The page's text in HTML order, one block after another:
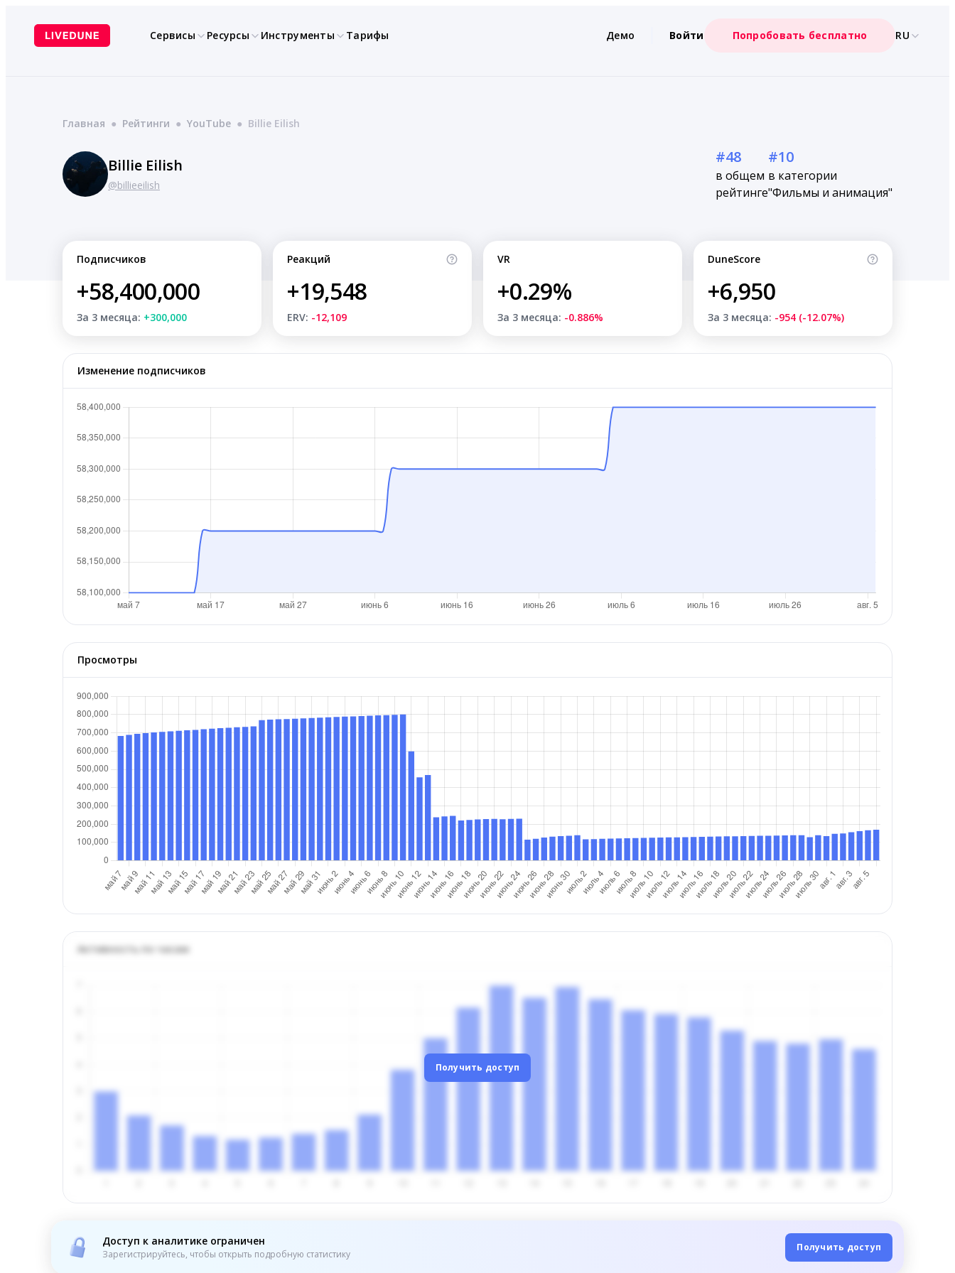
содержимому
Сервисы Ресурсы Инструменты Тарифы Демо Войти Попробовать бесплатно RU
Главная ● Рейтинги ● YouTube ● Billie Eilish
Billie Eilish
@billieeilish
#48
в общем
рейтинге
#10
в категории
"Фильмы и анимация"
Подписчиков
+58,400,000
За 3 месяца: +300,000
Реакций
+19,548
ERV: -12,109
VR
+0.29%
За 3 месяца: -0.886%
DuneScore
+6,950
За 3 месяца: -954 (-12.07%)
Изменение подписчиков
Просмотры
Активность по часам
Получить доступ
Доступ к аналитике ограничен
Зарегистрируйтесь, чтобы открыть подробную статистику
Получить доступ